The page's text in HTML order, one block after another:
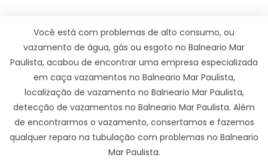
Você está com problemas de alto consumo, ou
vazamento de água, gás ou esgoto no Balneario Mar
Paulista, acabou de encontrar uma empresa especializada
em caça vazamentos no Balneario Mar Paulista,
localização de vazamento no Balneario Mar Paulista,
detecção de vazamentos no Balneario Mar Paulista. Além
de encontrarmos o vazamento, consertamos e fazemos
qualquer reparo na tubulação com problemas no Balneario
Mar Paulista.